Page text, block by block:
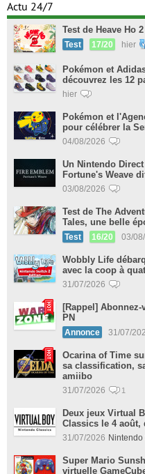
Actu 24/7
Test de Heave Ho
Test 17/20 hier
Pokémon et
découvrez les 12
hier
Pokémon et
pour célébrer la
04/08/2026
Un Nintendo
Fortune's Weave
03/08/2026
Test de The
Tales, une belle
Test 16/20 03/
Wobbly Life
avec la coop à
31/07/2026
[Rappel]
PN
Annonce 31/07/
Ocarina of Time
sa classification,
amiibo
31/07/2026 1
Deux jeux Virtual
Classics le 4 août,
31/07/2026 Nintendo
Super Mario
virtuelle